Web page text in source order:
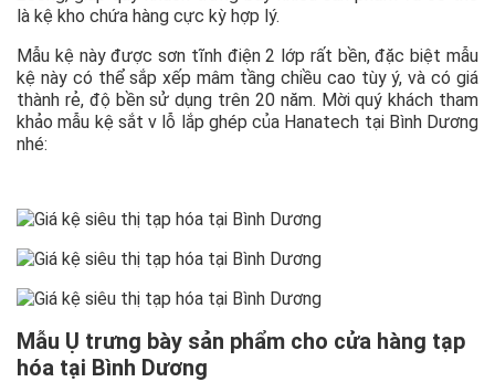
là kệ kho chứa hàng cực kỳ hợp lý.
Mẫu kệ này được sơn tĩnh điện 2 lớp rất bền, đặc biệt mẫu
kệ này có thể sắp xếp mâm tầng chiều cao tùy ý, và có giá
thành rẻ, độ bền sử dụng trên 20 năm. Mời quý khách tham
khảo mẫu kệ sắt v lỗ lắp ghép của Hanatech tại Bình Dương
nhé:
Mẫu Ụ trưng bày sản phẩm cho cửa hàng tạp
hóa tại Bình Dương